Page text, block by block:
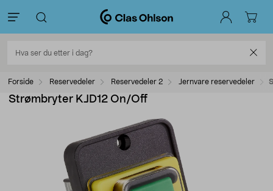
Forside Reservedeler Reservedeler 2 Jernvare reservedeler
Strømbryter KJD12 On/Off